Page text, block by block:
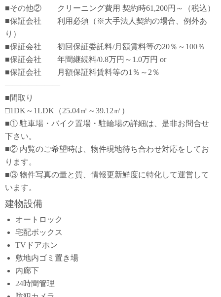
■その他② クリーニング費用 契約時61,200円～（税込）
■保証会社 利用必須（※大手法人契約の場合、例外あ
り）
■保証会社 初回保証委託料/月額賃料等の20％～100％
■保証会社 年間継続料/0.8万円～1.0万円 or
■保証会社 月額保証料賃料等の1％～2％
―――――――
■間取り
□1DK～1LDK（25.04㎡～39.12㎡）
■① 駐車場・バイク置場・駐輪場の詳細は、是非お問合せ
下さい。
■② 内覧のご希望時は、物件現地待ち合わせ対応をしてお
ります。
■③ 物件写真の量と質、情報更新鮮度に特化して運営して
います。
建物設備
オートロック
宅配ボックス
TVドアホン
敷地内ゴミ置き場
内廊下
24時間管理